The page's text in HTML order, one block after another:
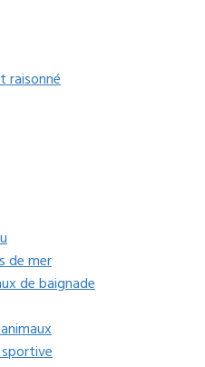
raisonné
de mer
de baignade